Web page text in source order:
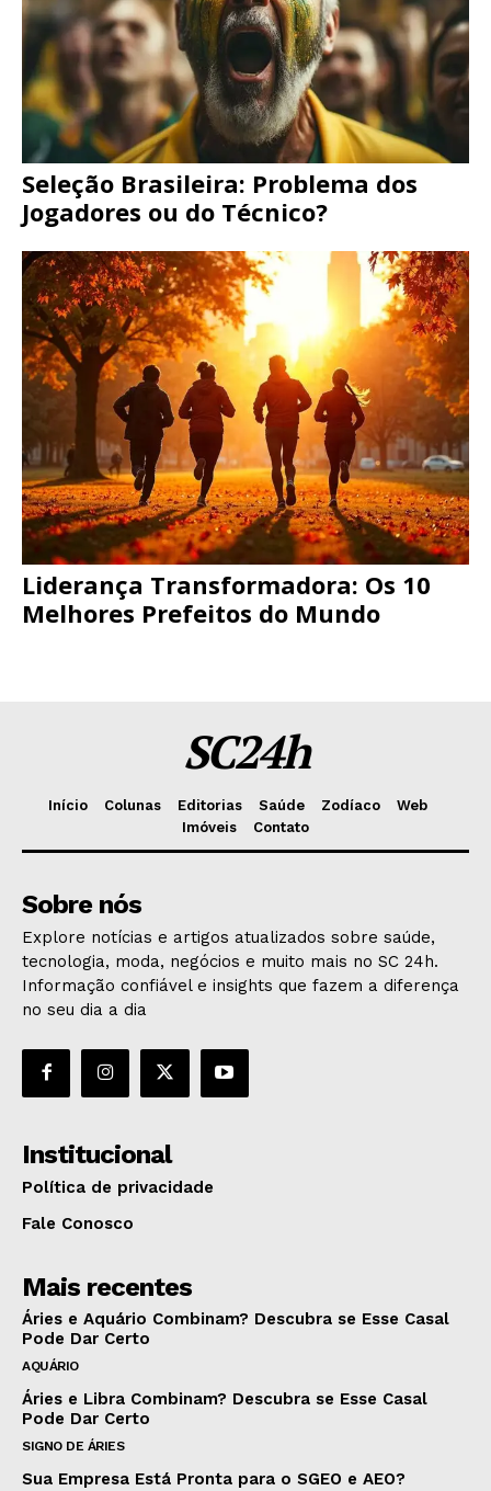
Seleção Brasileira: Problema dos
Jogadores ou do Técnico?
Liderança Transformadora: Os 10
Melhores Prefeitos do Mundo
SC24h
Início Colunas Editorias Saúde Zodíaco
Web
Imóveis
Contato
Sobre nós
Explore notícias e artigos atualizados sobre saúde,
tecnologia, moda, negócios e muito mais no SC 24h.
Informação confiável e insights que fazem a diferença
no seu dia a dia
Institucional
Política de privacidade
Fale Conosco
Mais recentes
Áries e Aquário Combinam? Descubra se Esse Casal
Pode Dar Certo
AQUÁRIO
Áries e Libra Combinam? Descubra se Esse Casal
Pode Dar Certo
SIGNO DE ÁRIES
Sua Empresa Está Pronta para o SGEO e AEO?